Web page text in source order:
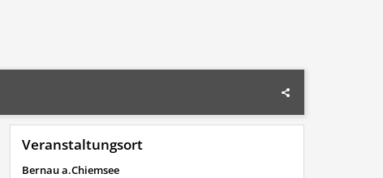
Veranstaltungsort
Bernau a.Chiemsee